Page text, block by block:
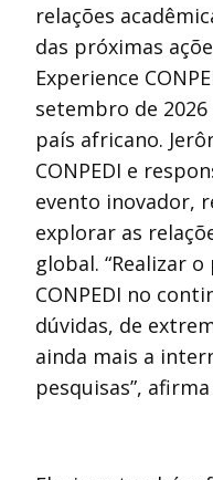
relações
das próximas
Experience
setembro de
país africano.
CONPEDI e
evento inovador,
explorar as
global. “Realizar
CONPEDI no
dúvidas, de
ainda mais a
pesquisas”,